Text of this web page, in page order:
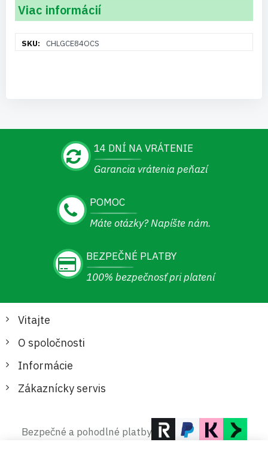
Viac informácií
informáciíCHLGCE84OCS
14 DNÍ NA VRÁTENIE
Garancia vrátenia peňazí
POMOC
Máte otázky? Napíšte nám.
BEZPEČNÉ PLATBY
100% bezpečnosť pri platení
Vitajte
O spoločnosti
Informácie
Zákaznícky servis
Bezpečné a pohodlné platby